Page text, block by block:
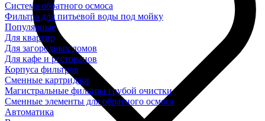
Система обратного осмоса
Фильтра для питьевой воды под мойку
Популярные
Для квартир
Для загородных домов
Для кафе и ресторанов
Корпуса фильтров
Сменные картриджи
Магистральные фильтры грубой очистки
Сменные элементы для обратного осмоса
Автоматика